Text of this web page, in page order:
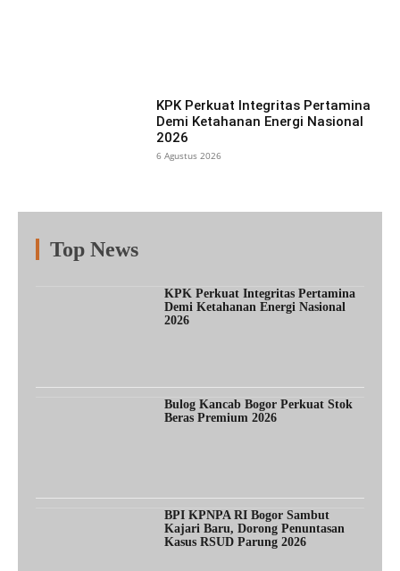
KPK Perkuat Integritas Pertamina
Demi Ketahanan Energi Nasional
2026
6 Agustus 2026
Top News
KPK Perkuat Integritas Pertamina
Demi Ketahanan Energi Nasional
2026
Bulog Kancab Bogor Perkuat Stok
Beras Premium 2026
BPI KPNPA RI Bogor Sambut
Kajari Baru, Dorong Penuntasan
Kasus RSUD Parung 2026